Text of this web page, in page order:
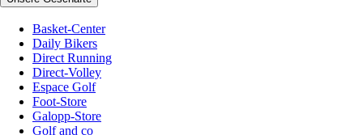
Basket-Center
Daily Bikers
Direct Running
Direct-Volley
Espace Golf
Foot-Store
Galopp-Store
Golf and co